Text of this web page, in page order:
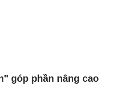
góp phần nâng cao